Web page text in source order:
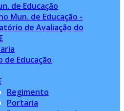
de Educação
Mun. de Educação -
de Avaliação do
de Educação
Regimento
Portaria